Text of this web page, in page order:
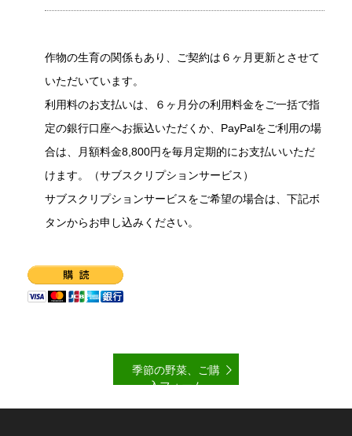
作物の生育の関係もあり、ご契約は６ヶ月更新とさせて
いただいています。
利用料のお支払いは、６ヶ月分の利用料金をご一括で指
定の銀行口座へお振込いただくか、PayPalをご利用の場
合は、月額料金8,800円を毎月定期的にお支払いいただ
けます。（サブスクリプションサービス）
サブスクリプションサービスをご希望の場合は、下記ボ
タンからお申し込みください。
季節の野菜、ご購
入フォーム